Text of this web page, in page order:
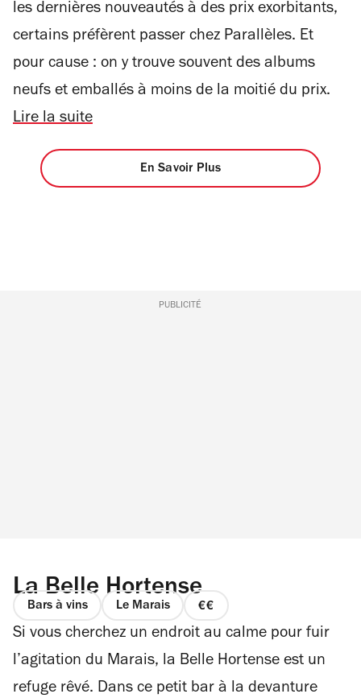
les dernières nouveautés à des prix exorbitants,
certains préfèrent passer chez Parallèles. Et
pour cause : on y trouve souvent des albums
neufs et emballés à moins de la moitié du prix.
Lire la suite
En Savoir Plus
PUBLICITÉ
La Belle Hortense
Bars à vins Le Marais
prix
2
sur
Si vous cherchez un endroit au calme pour fuir
l’agitation du Marais, la Belle Hortense est un
refuge rêvé. Dans ce petit bar à la devanture